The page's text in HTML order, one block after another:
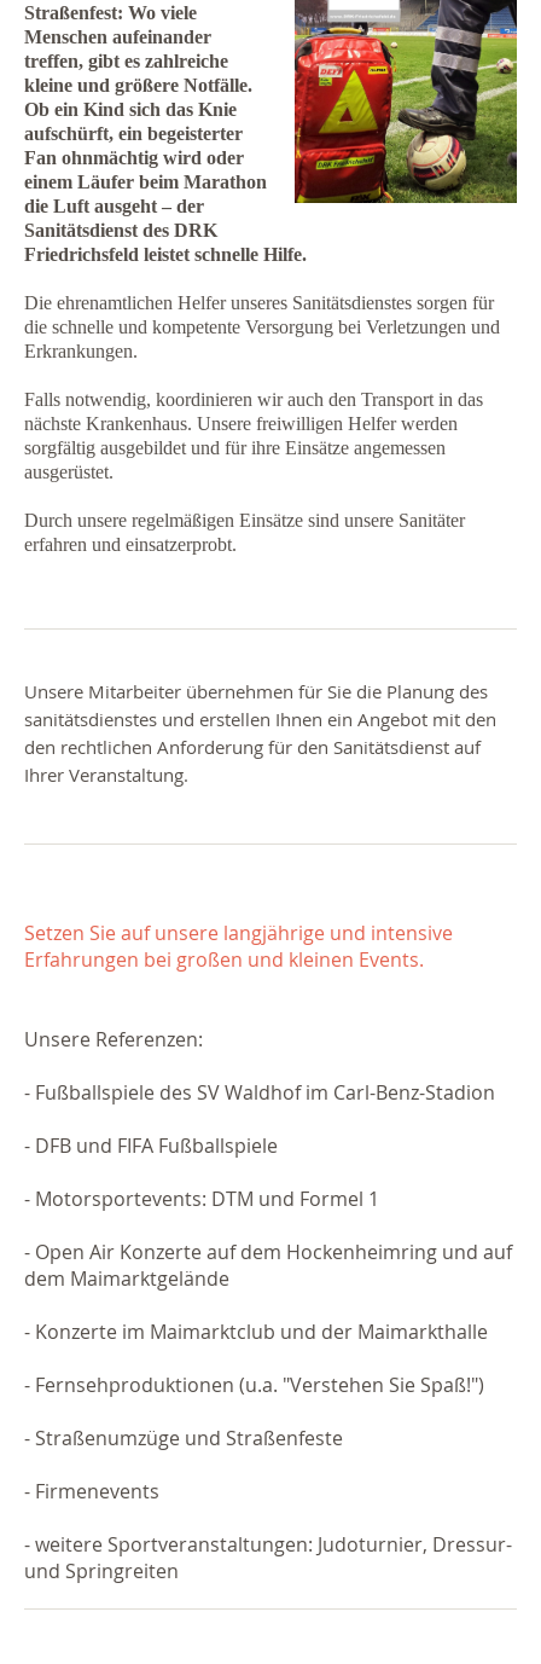
Straßenfest: Wo viele
Menschen aufeinander
treffen, gibt es zahlreiche
kleine und größere Notfälle.
Ob ein Kind sich das Knie
aufschürft, ein begeisterter
Fan ohnmächtig wird oder
einem Läufer beim Marathon
die Luft ausgeht – der
Sanitätsdienst des DRK
Friedrichsfeld leistet schnelle Hilfe.
Die ehrenamtlichen Helfer unseres Sanitätsdienstes sorgen für
die schnelle und kompetente Versorgung bei Verletzungen und
Erkrankungen.
Falls notwendig, koordinieren wir auch den Transport in das
nächste Krankenhaus. Unsere freiwilligen Helfer werden
sorgfältig ausgebildet und für ihre Einsätze angemessen
ausgerüstet.
Durch unsere regelmäßigen Einsätze sind unsere Sanitäter
erfahren und einsatzerprobt.
Unsere Mitarbeiter übernehmen für Sie die Planung des
sanitätsdienstes und erstellen Ihnen ein Angebot mit den
den rechtlichen Anforderung für den Sanitätsdienst auf
Ihrer Veranstaltung.
Setzen Sie auf unsere langjährige und intensive
Erfahrungen bei großen und kleinen Events.
Unsere Referenzen:
- Fußballspiele des SV Waldhof im Carl-Benz-Stadion
- DFB und FIFA Fußballspiele
- Motorsportevents: DTM und Formel 1
- Open Air Konzerte auf dem Hockenheimring und auf
dem Maimarktgelände
- Konzerte im Maimarktclub und der Maimarkthalle
- Fernsehproduktionen (u.a. "Verstehen Sie Spaß!")
- Straßenumzüge und Straßenfeste
- Firmenevents
- weitere Sportveranstaltungen: Judoturnier, Dressur-
und Springreiten